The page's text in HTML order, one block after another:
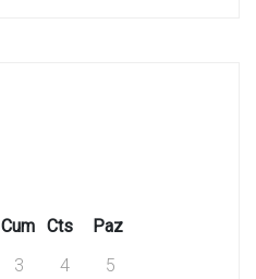
Cum Cts
Paz
3 4 5